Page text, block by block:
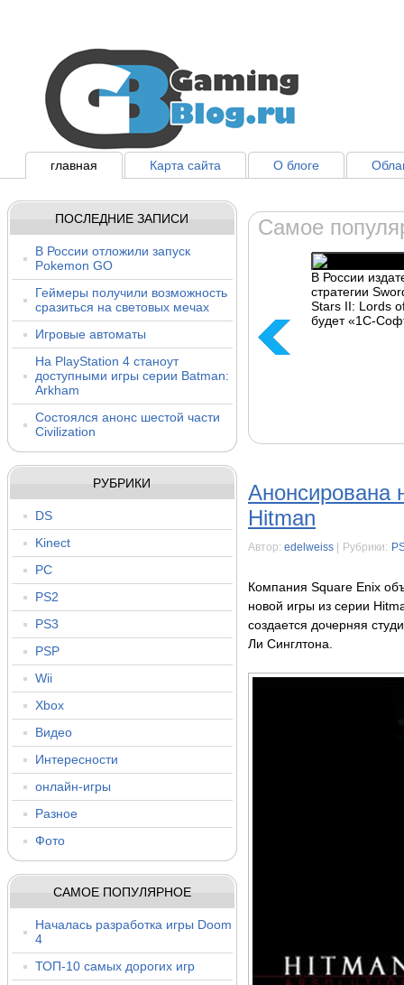
главная Карта сайта О блоге
ПОСЛЕДНИЕ ЗАПИСИ
В России отложили запуск
Pokemon GO
Геймеры получили возможность
сразиться на световых мечах
Игровые автоматы
На PlayStation 4 станоут
доступными игры серии Batman:
Arkham
Состоялся анонс шестой части
Civilization
РУБРИКИ
DS
Kinect
PC
PS2
PS3
PSP
Wii
Xbox
Видео
Интересности
онлайн-игры
Разное
Фото
САМОЕ ПОПУЛЯРНОЕ
Началась разработка игры Doom
4
ТОП-10 самых дорогих игр
Самое
В России
стратегии
Stars II: Lords
будет «1С-
Анонсирована
Hitman
Автор: edelweiss Рубрики:
Компания Square Enix
новой игры из серии
создается дочерняя
Ли Синглтона.